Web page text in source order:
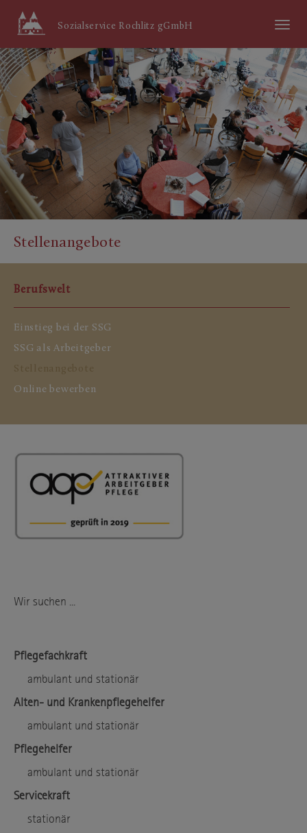
Menü
ein/aus
Sozialservice Rochlitz gGmbH
Stellenangebote
Berufswelt
Einstieg bei der SSG
SSG als Arbeitgeber
Online bewerben
Wir suchen ...
Pflegefachkraft
ambulant und stationär
Alten- und Krankenpflegehelfer
ambulant und stationär
Pflegehelfer
ambulant und stationär
Servicekraft
stationär